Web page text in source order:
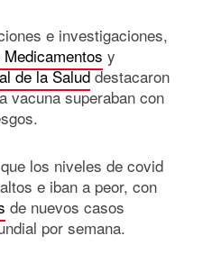
e investigaciones,
y
de la Saluddestacaron
vacuna superaban con
los niveles de covid
e iban a peor, con
de nuevos casos
por semana.